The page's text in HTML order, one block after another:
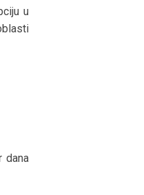
u
dana